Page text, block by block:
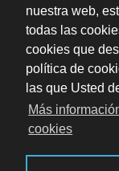
nuestra web,
todas las
cookies que
política de
las que Usted
Más
cookies
POLÍGONO
TEULAR S/N